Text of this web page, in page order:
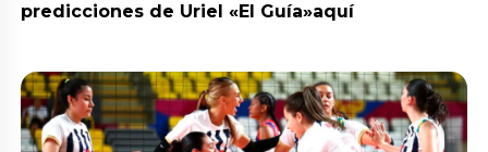
predicciones de Uriel «El Guía»aquí